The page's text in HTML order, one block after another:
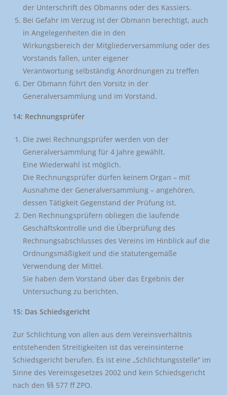
der Unterschrift des Obmanns oder des Kassiers.
Bei Gefahr im Verzug ist der Obmann berechtigt, auch
in Angelegenheiten die in den
Wirkungsbereich der Mitgliederversammlung oder des
Vorstands fallen, unter eigener
Verantwortung selbständig Anordnungen zu treffen
Der Obmann führt den Vorsitz in der
Generalversammlung und im Vorstand.
14: Rechnungsprüfer
Die zwei Rechnungsprüfer werden von der
Generalversammlung für 4 Jahre gewählt.
Eine Wiederwahl ist möglich.
Die Rechnungsprüfer dürfen keinem Organ – mit
Ausnahme der Generalversammlung – angehören,
dessen Tätigkeit Gegenstand der Prüfung ist.
Den Rechnungsprüfern obliegen die laufende
Geschäftskontrolle und die Überprüfung des
Rechnungsabschlusses des Vereins im Hinblick auf die
Ordnungsmäßigkeit und die statutengemäße
Verwendung der Mittel.
Sie haben dem Vorstand über das Ergebnis der
Untersuchung zu berichten.
15: Das Schiedsgericht
Zur Schlichtung von allen aus dem Vereinsverhältnis
entstehenden Streitigkeiten ist das vereinsinterne
Schiedsgericht berufen. Es ist eine „Schlichtungsstelle“ im
Sinne des Vereinsgesetzes 2002 und kein Schiedsgericht
nach den §§ 577 ff ZPO.